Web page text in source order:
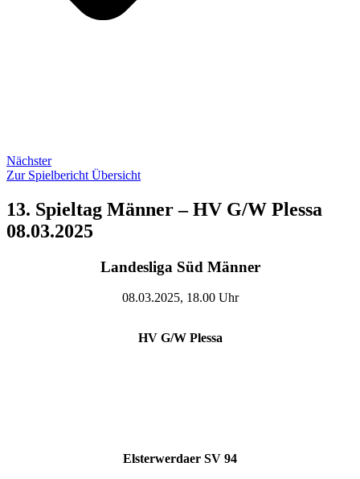
Nächster
Zur Spielbericht Übersicht
13. Spieltag Männer – HV G/W Plessa
08.03.2025
Landesliga Süd Männer
08.03.2025, 18.00 Uhr
HV G/W Plessa
Elsterwerdaer SV 94